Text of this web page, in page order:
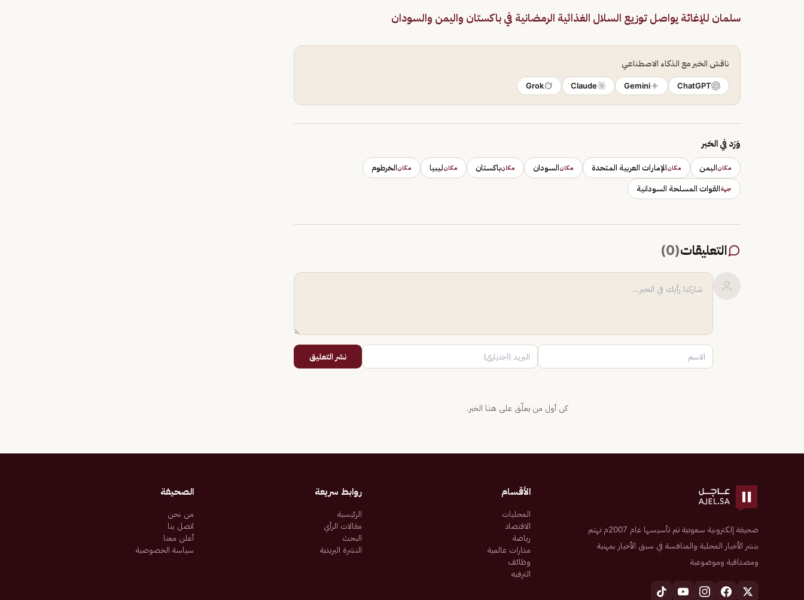
سلمان للإغاثة يواصل توزيع السلال الغذائية الرمضانية في باكستان واليمن والسودان
ناقش الخبر مع الذكاء الاصطناعي
ChatGPT
Gemini
Claude
Grok
وَرَد في الخبر
مكاناليمن مكانالإمارات العربية المتحدة مكانالسودان مكانباكستان مكانليبيا مكانالخرطوم
جهةالقوات المسلحة السودانية
التعليقات(
0
)
نشر التعليق
كن أول من يعلّق على هذا الخبر.
صحيفة إلكترونية سعودية تم تأسيسها عام 2007م تهتم
بنشر الأخبار المحلية والمنافسة في سبق الأخبار بمهنية
ومصداقية وموضوعية
الأقسام
المحليات
الاقتصاد
رياضة
مدارات عالمية
وظائف
الترفيه
روابط سريعة
الرئيسية
مقالات الرأي
البحث
النشرة البريدية
الصحيفة
من نحن
اتصل بنا
أعلن معنا
سياسة الخصوصية